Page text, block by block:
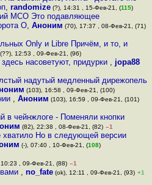
,randomize (?), 14:31 , 15-Фев-21, (115)
МСО Это подавляющее
О, Аноним (70), 17:37 , 08-Фев-21, (71)
Only и Libre Причём, и то, и
12:53 , 09-Фев-21, (96)
насоветуют, придурки , jopa88
надутый медленный дирежопель
(103), 16:58 , 09-Фев-21, (100)
,Аноним (103), 16:59 , 09-Фев-21, (101)
в чейнжлоге - Поменяли кнопки
(82), 22:38 , 08-Фев-21, (82) –1
хватило Но в следующей версии
(-), 07:40 , 10-Фев-21, (108)
, 09-Фев-21, (88) –1
,no_fate (ok), 12:11 , 09-Фев-21, (93) +1